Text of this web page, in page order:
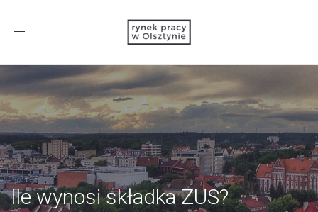
Toggle
Ile wynosi składka ZUS?